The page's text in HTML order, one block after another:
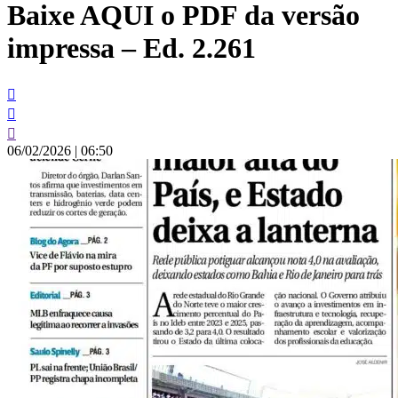
conteúdo
Baixe AQUI o PDF da versão
impressa – Ed. 2.261
06/02/2026 | 06:50